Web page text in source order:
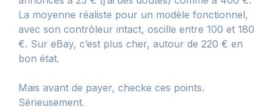
La moyenne réaliste pour un modèle fonctionnel,
avec son contrôleur intact, oscille entre 100 et 180
€. Sur eBay, c’est plus cher, autour de 220 € en
bon état.
Mais avant de payer, checke ces points.
Sérieusement.